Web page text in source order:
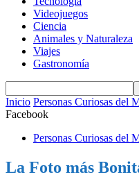
Videojuegos
Ciencia
Animales y Naturaleza
Viajes
Gastronomía
Inicio Personas Curiosas del
Facebook
Personas Curiosas del
La Foto más